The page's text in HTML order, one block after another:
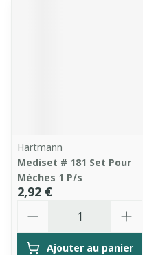
Hartmann
Mediset # 181 Set Pour
Mèches 1 P/s
2,92 €
Ajouter au panier